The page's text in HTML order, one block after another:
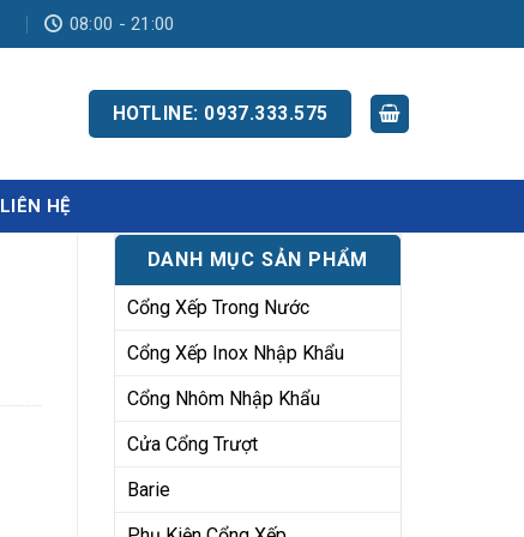
08:00 - 21:00
HOTLINE: 0937.333.575
LIÊN HỆ
DANH MỤC SẢN PHẨM
Cổng Xếp Trong Nước
Cổng Xếp Inox Nhập Khẩu
Cổng Nhôm Nhập Khẩu
Cửa Cổng Trượt
Barie